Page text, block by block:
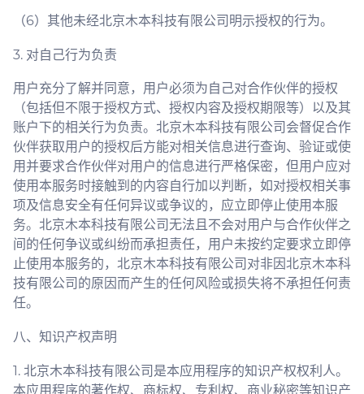
（6）其他未经北京木本科技有限公司明示授权的行为。
3. 对自己行为负责
用户充分了解并同意，用户必须为自己对合作伙伴的授权
（包括但不限于授权方式、授权内容及授权期限等）以及其
账户下的相关行为负责。北京木本科技有限公司会督促合作
伙伴获取用户的授权后方能对相关信息进行查询、验证或使
用并要求合作伙伴对用户的信息进行严格保密，但用户应对
使用本服务时接触到的内容自行加以判断，如对授权相关事
项及信息安全有任何异议或争议的，应立即停止使用本服
务。北京木本科技有限公司无法且不会对用户与合作伙伴之
间的任何争议或纠纷而承担责任，用户未按约定要求立即停
止使用本服务的，北京木本科技有限公司对非因北京木本科
技有限公司的原因而产生的任何风险或损失将不承担任何责
任。
八、知识产权声明
1. 北京木本科技有限公司是本应用程序的知识产权权利人。
本应用程序的著作权、商标权、专利权、商业秘密等知识产